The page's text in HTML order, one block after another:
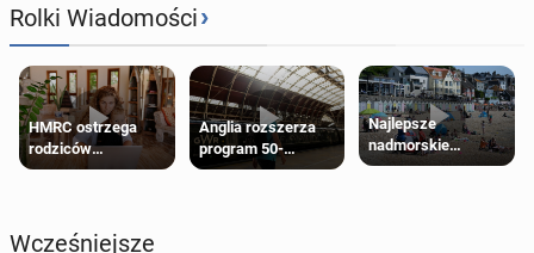
Rolki Wiadomości›
HMRC ostrzega
rodziców
pobierających Child
zwrotu zasiłku
Anglia rozszerza
program 50-
procentowych
Najlepsze
nadmorskie
miasteczko blisko
Wcześniejsze